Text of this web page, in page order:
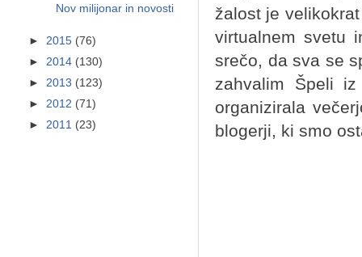
žalost je
virtualnem svetu
srečo, da sva se
zahvalim Špeli
organizirala
blogerji, ki smo
Nov milijonar in novosti
► 2015 (76)
► 2014 (130)
► 2013 (123)
► 2012 (71)
► 2011 (23)